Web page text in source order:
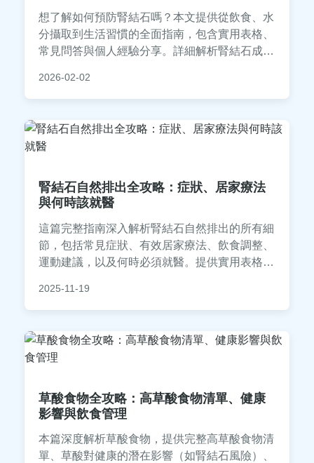
想了解如何預防腎結石嗎？本文提供從飲食、水
分攝取到生活習慣的全面指南，包含實用表格、
常見問答與個人經驗分享。詳細解析腎結石成
有效降低腎結石風險，維護腎臟健康。無論是否
有家族史，都能找到適合的預防策略。
2026-02-02
腎結石自然排出全攻略：症狀、居家療法
與何時該就醫
這篇完整指南深入解析腎結石自然排出的所有細
節，包括常見症狀、有效居家療法、飲食調整、
運動建議，以及何時必須就醫。提供實用表格和
痛苦。
2025-11-19
草酸食物全攻略：高草酸食物清單、健康
影響與飲食管理
本篇深度解析草酸食物，提供完整高草酸食物清
單、草酸對健康的潛在影響（如腎結石風險）、